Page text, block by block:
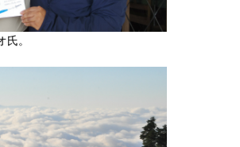
。